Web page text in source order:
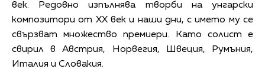
век. Редовно изпълнява творби на унгарски
композитори от ХХ век и наши дни, с името му се
свързват множество премиери. Като солист е
свирил в Австрия, Норвегия, Швеция, Румъния,
Италия и Словакия.